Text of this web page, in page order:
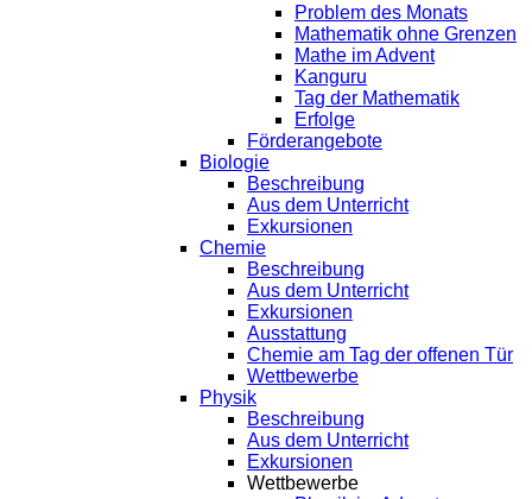
Problem des Monats
Mathematik ohne Grenzen
Mathe im Advent
Kanguru
Tag der Mathematik
Erfolge
Förderangebote
Biologie
Beschreibung
Aus dem Unterricht
Exkursionen
Chemie
Beschreibung
Aus dem Unterricht
Exkursionen
Ausstattung
Chemie am Tag der offenen Tür
Wettbewerbe
Physik
Beschreibung
Aus dem Unterricht
Exkursionen
Wettbewerbe